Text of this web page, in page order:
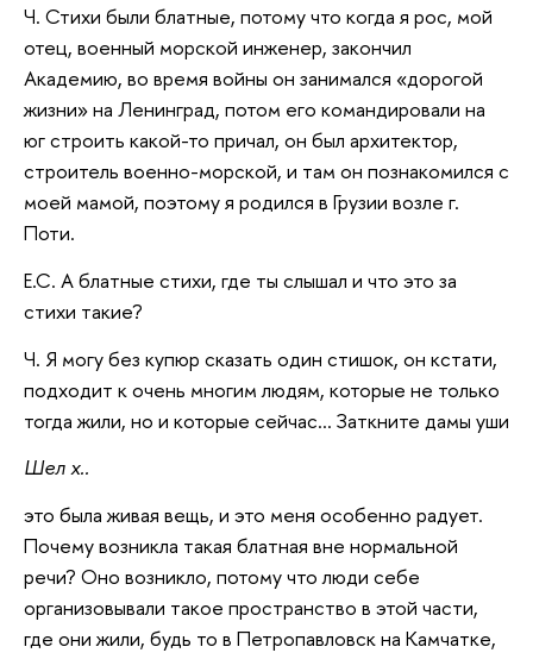
Ч. Стихи были блатные, потому что когда я рос, мой
отец, военный морской инженер, закончил
Академию, во время войны он занимался «дорогой
жизни» на Ленинград, потом его командировали на
юг строить какой-то причал, он был архитектор,
строитель военно-морской, и там он познакомился с
моей мамой, поэтому я родился в Грузии возле г.
Поти.
Е.С. А блатные стихи, где ты слышал и что это за
стихи такие?
Ч. Я могу без купюр сказать один стишок, он кстати,
подходит к очень многим людям, которые не только
тогда жили, но и которые сейчас… Заткните дамы уши
Шел х..
это была живая вещь, и это меня особенно радует.
Почему возникла такая блатная вне нормальной
речи? Оно возникло, потому что люди себе
организовывали такое пространство в этой части,
где они жили, будь то в Петропавловск на Камчатке,